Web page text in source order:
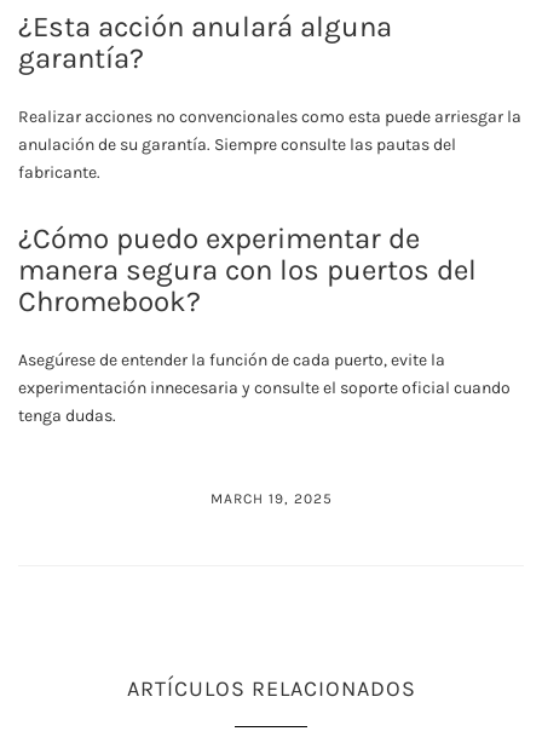
¿Esta acción anulará alguna
garantía?
Realizar acciones no convencionales como esta puede arriesgar la
anulación de su garantía. Siempre consulte las pautas del
fabricante.
¿Cómo puedo experimentar de
manera segura con los puertos del
Chromebook?
Asegúrese de entender la función de cada puerto, evite la
experimentación innecesaria y consulte el soporte oficial cuando
tenga dudas.
MARCH 19, 2025
ARTÍCULOS RELACIONADOS